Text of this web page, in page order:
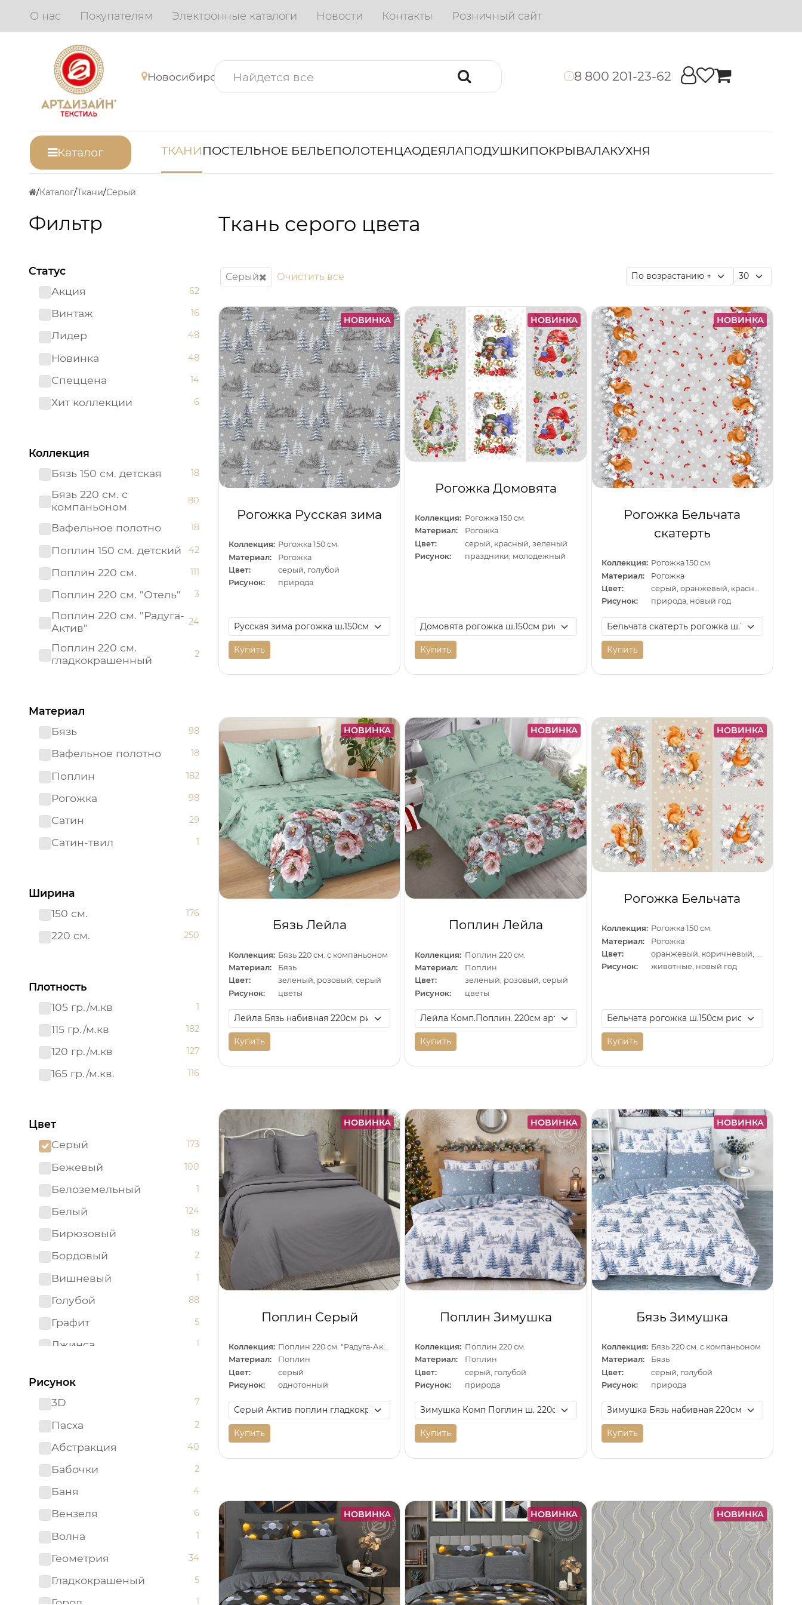
О нас Покупателям Электронные каталоги Новости Контакты Розничный сайт
Новосибирск i 8 800 201-23-62
Каталог ТКАНИПОСТЕЛЬНОЕ БЕЛЬЕПОЛОТЕНЦАОДЕЯЛАПОДУШКИПОКРЫВАЛАКУХНЯ
Каталог Ткани Серый
Фильтр
Статус
Акция
62
Винтаж 16
Лидер 48
Новинка 48
Спеццена 14
Хит коллекции 6
Коллекция
Бязь 150 см. детская
18
Бязь 220 см. с
компаньоном
80
Вафельное полотно 18
Поплин 150 см. детский 42
Поплин 220 см. 111
Поплин 220 см. "Отель" 3
Поплин 220 см. "Радуга-
Актив"
24
Поплин 220 см.
гладкокрашенный
2
Рогожка 150 см.
Сатин 220 см 19
Сатин 220 см.
гладкокрашенный
9
Сатин-твил 220 см 1
Материал
Бязь
98
Вафельное полотно 18
Поплин 182
Рогожка 98
Сатин 29
Сатин-твил 1
Ширина
150 см.
176
220 см. 250
Плотность
105 гр./м.кв
1
115 гр./м.кв 182
120 гр./м.кв 127
165 гр./м.кв. 116
Цвет
Серый
173
Бежевый 100
Белоземельный 1
Белый 124
Бирюзовый 18
Бордовый 2
Вишневый 1
Голубой 88
Графит 5
Джинса 1
Зеленый
Золотистый
Золотой
Изумрудный
Капучино
Коричневый
Красный
Ментоловый
Мятный
Оливковый
Рисунок
3D
7
Пасха 2
Абстракция 40
Бабочки 2
Баня 4
Вензеля 6
Волна 1
Геометрия 34
Гладкокрашеный 5
Город 1
Ткань серого цвета
Серый Очистить все
НОВИНКА
Рогожка Русская зима
Коллекция: Рогожка 150 см.
Материал:
Рогожка
Цвет:
серый, голубой
Рисунок:
природа
Купить
НОВИНКА
Рогожка Домовята
Коллекция: Рогожка 150 см.
Материал:
Рогожка
Цвет:
серый, красный, зеленый
Рисунок:
праздники, молодежный
Купить
НОВИНКА
Рогожка Бельчата
скатерть
Коллекция: Рогожка 150 см.
Материал:
Рогожка
Цвет:
Рисунок:
природа, новый год
Купить
НОВИНКА
Бязь Лейла
Коллекция: Бязь 220 см. с компаньоном
Материал:
Бязь
Цвет:
зеленый, розовый, серый
Рисунок:
цветы
Купить
НОВИНКА
Поплин Лейла
Коллекция: Поплин 220 см.
Материал:
Поплин
Цвет:
зеленый, розовый, серый
Рисунок:
цветы
Купить
НОВИНКА
Рогожка Бельчата
Коллекция: Рогожка 150 см.
Материал:
Рогожка
Цвет:
оранжевый, коричневый, серый
Рисунок:
животные, новый год
Купить
НОВИНКА
Поплин Серый
Коллекция:
Материал:
Поплин
Цвет:
серый
Рисунок:
однотонный
Купить
НОВИНКА
Поплин Зимушка
Коллекция: Поплин 220 см.
Материал:
Поплин
Цвет:
серый, голубой
Рисунок:
природа
Купить
НОВИНКА
Бязь Зимушка
Коллекция: Бязь 220 см. с компаньоном
Материал:
Бязь
Цвет:
серый, голубой
Рисунок:
природа
Купить
НОВИНКА НОВИНКА НОВИНКА